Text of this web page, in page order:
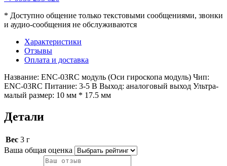
* Доступно общение только текстовыми сообщениями, звонки
и аудио-сообщения не обслуживаются
Характеристики
Отзывы
Оплата и доставка
Название: ENC-03RC модуль (Оси гироскопа модуль) Чип:
ENC-03RC Питание: 3-5 В Выход: аналоговый выход Ультра-
малый размер: 10 мм * 17.5 мм
Детали
Вес 3 г
Ваша общая оценка